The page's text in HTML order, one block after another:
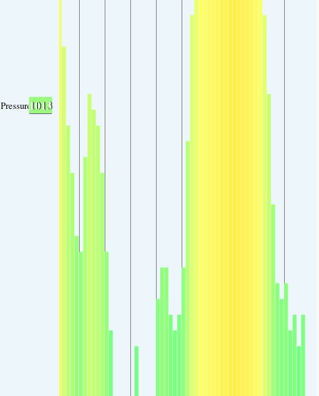
Pressure1013